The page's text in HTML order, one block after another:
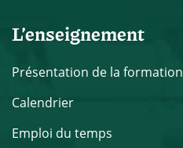
L’enseignement
Présentation de la formation
Calendrier
Emploi du temps